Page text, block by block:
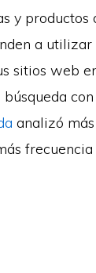
y
a utilizar
sitios web
analizó